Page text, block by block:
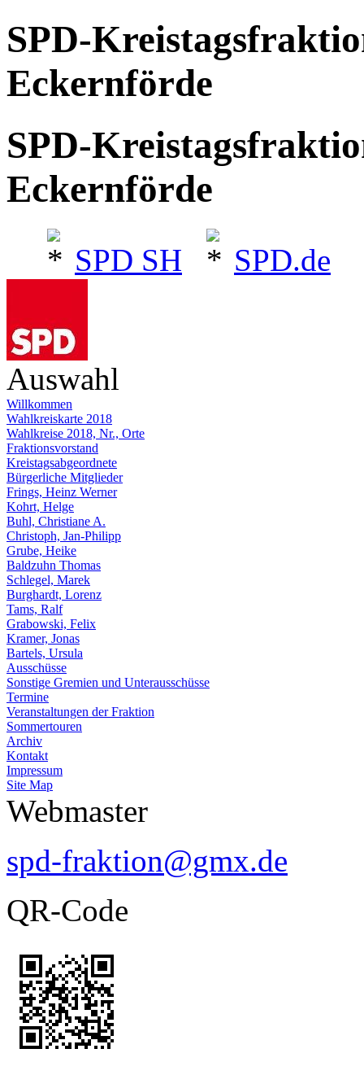
SPD-
Eckernförde
SPD-
Eckernförde
SPD SH SPD.de
Auswahl
Willkommen
Wahlkreiskarte 2018
Wahlkreise 2018, Nr., Orte
Fraktionsvorstand
Kreistagsabgeordnete
Bürgerliche Mitglieder
Frings, Heinz Werner
Kohrt, Helge
Buhl, Christiane A.
Christoph, Jan-Philipp
Grube, Heike
Baldzuhn Thomas
Schlegel, Marek
Burghardt, Lorenz
Tams, Ralf
Grabowski, Felix
Kramer, Jonas
Bartels, Ursula
Ausschüsse
Sonstige Gremien und Unterausschüsse
Termine
Veranstaltungen der Fraktion
Sommertouren
Archiv
Kontakt
Impressum
Site Map
Webmaster
spd-fraktion@gmx.de
QR-Code